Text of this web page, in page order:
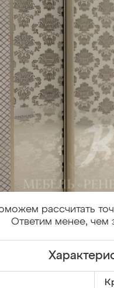
рассчитать
Ответим менее, чем